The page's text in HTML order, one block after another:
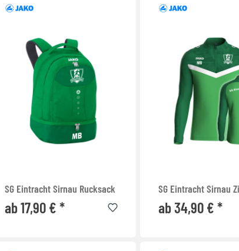
SG Eintracht Sirnau Rucksack
ab 17,90 € *
SG Eintracht Sirnau
ab 34,90 € *